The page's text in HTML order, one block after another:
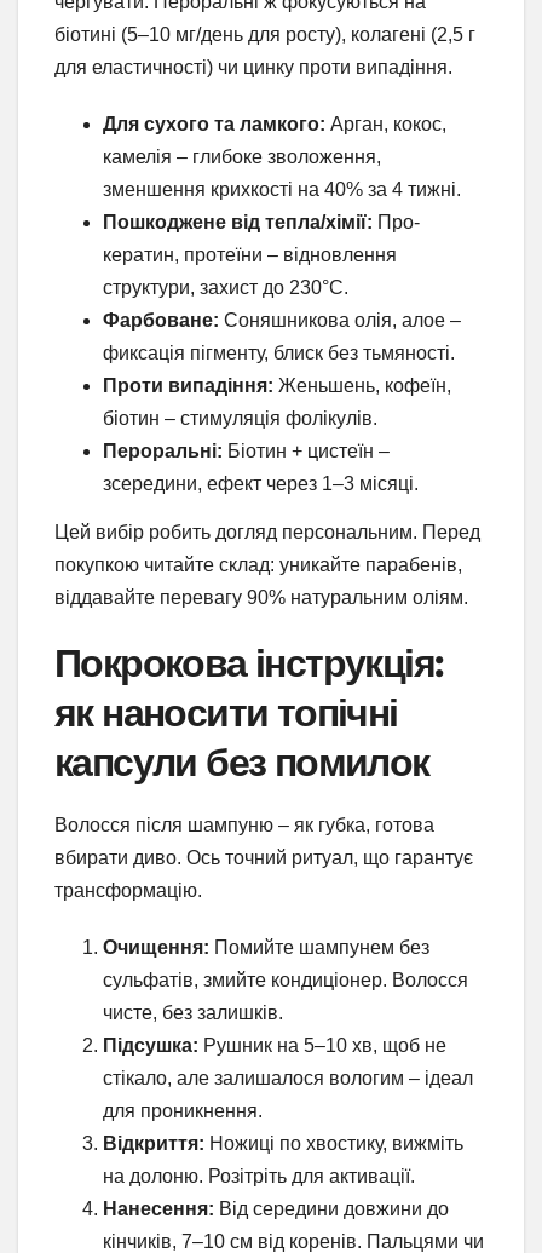
біотині (5–10 мг/день для росту), колагені (2,5 г
для еластичності) чи цинку проти випадіння.
Для сухого та ламкого: Арган, кокос,
камелія – глибоке зволоження,
зменшення крихкості на 40% за 4 тижні.
Пошкоджене від тепла/хімії: Про-
кератин, протеїни – відновлення
структури, захист до 230°C.
Фарбоване: Соняшникова олія, алое –
фиксація пігменту, блиск без тьмяності.
Проти випадіння: Женьшень, кофеїн,
біотин – стимуляція фолікулів.
Пероральні: Біотин + цистеїн –
зсередини, ефект через 1–3 місяці.
Цей вибір робить догляд персональним. Перед
покупкою читайте склад: уникайте парабенів,
віддавайте перевагу 90% натуральним оліям.
Покрокова інструкція:
як наносити топічні
капсули без помилок
Волосся після шампуню – як губка, готова
вбирати диво. Ось точний ритуал, що гарантує
трансформацію.
Очищення: Помийте шампунем без
сульфатів, змийте кондиціонер. Волосся
чисте, без залишків.
Підсушка: Рушник на 5–10 хв, щоб не
стікало, але залишалося вологим – ідеал
для проникнення.
Відкриття: Ножиці по хвостику, вижміть
на долоню. Розітріть для активації.
Нанесення: Від середини довжини до
кінчиків, 7–10 см від коренів. Пальцями чи